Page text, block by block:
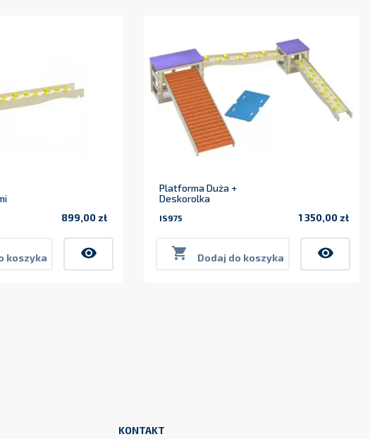
899,00 zł
koszyka visibility
Platforma Duża +
Deskorolka
IS975 1 350,00 zł
 Dodaj do koszyka visibility
KONTAKT